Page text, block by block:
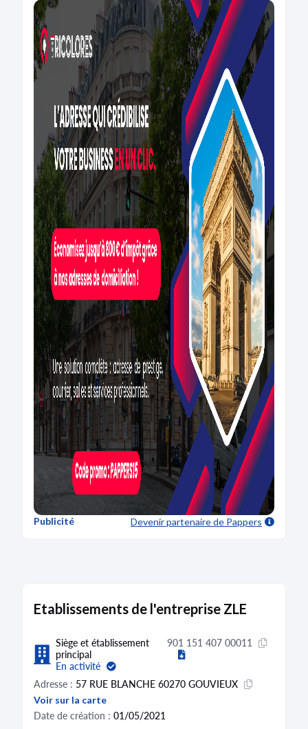
Publicité Devenir partenairede Pappers
Etablissements de l'entreprise ZLE
Siège et établissement
principal
En activité
901 151 407 00011
Adresse : 57 RUE BLANCHE 60270 GOUVIEUX
Voir sur la carte
Date de création : 01/05/2021